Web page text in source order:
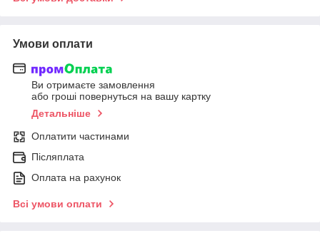
Умови оплати
Ви отримаєте замовлення
або гроші повернуться на вашу картку
Детальніше
Оплатити частинами
Післяплата
Оплата на рахунок
Всі умови оплати